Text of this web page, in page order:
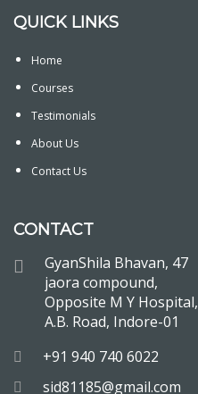
QUICK LINKS
Home
Courses
Testimonials
About Us
Contact Us
CONTACT
GyanShila Bhavan, 47
jaora compound,
Opposite M Y Hospital,
A.B. Road, Indore-01
+91 940 740 6022
sid81185@gmail.com